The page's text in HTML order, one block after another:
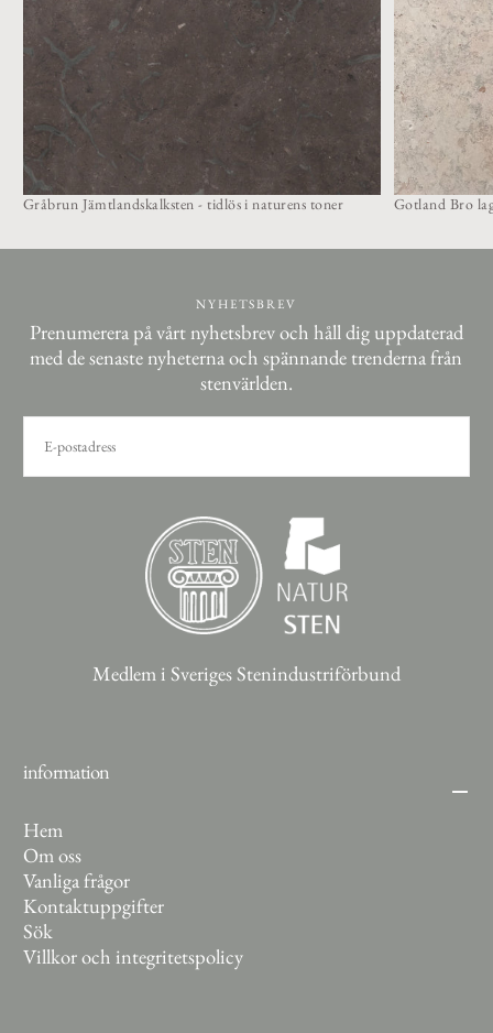
Gråbrun Jämtlandskalksten - tidlös i naturens toner Gotland Bro
NYHETSBREV
Prenumerera på vårt nyhetsbrev och håll dig uppdaterad
med de senaste nyheterna och spännande trenderna från
stenvärlden.
POST
Medlem i Sveriges Stenindustriförbund
information
Hem
Om oss
Vanliga frågor
Kontaktuppgifter
Sök
Villkor och integritetspolicy